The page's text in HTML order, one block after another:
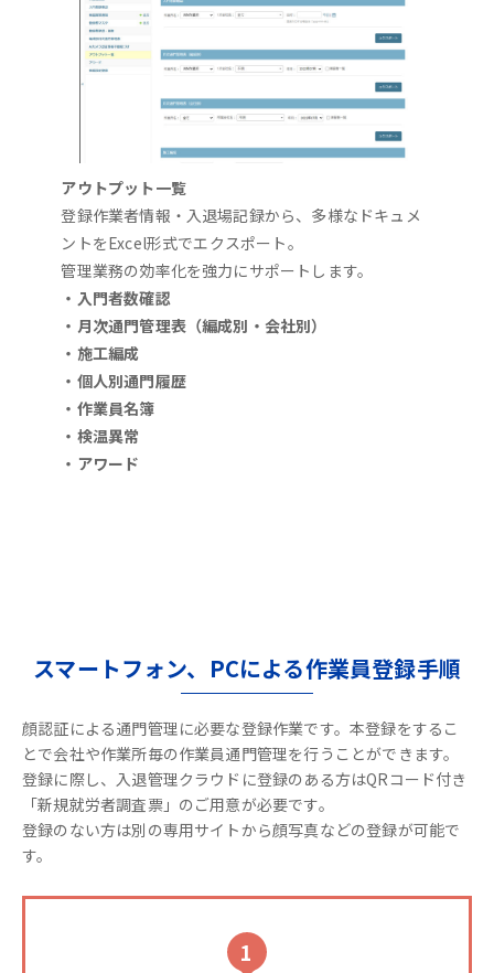
アウトプット一覧
登録作業者情報・入退場記録から、多様なドキュメ
ントをExcel形式でエクスポート。
管理業務の効率化を強力にサポートします。
・入門者数確認
・月次通門管理表（編成別・会社別）
・施工編成
・個人別通門履歴
・作業員名簿
・検温異常
・アワード
スマートフォン、PCによる作業員登録手順
顔認証による通門管理に必要な登録作業です。本登録をするこ
とで会社や作業所毎の作業員通門管理を行うことができます。
登録に際し、入退管理クラウドに登録のある方はQRコード付き
「新規就労者調査票」のご用意が必要です。
登録のない方は別の専用サイトから顔写真などの登録が可能で
す。
1